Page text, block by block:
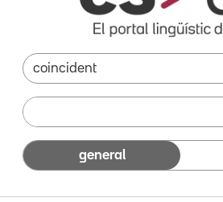
general